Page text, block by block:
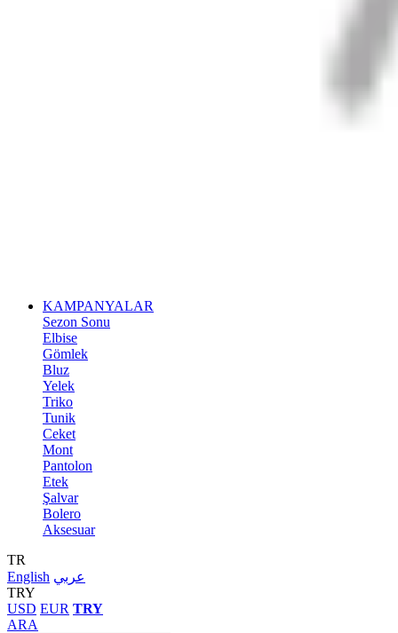
KAMPANYALAR
Sezon Sonu
Elbise
Gömlek
Bluz
Yelek
Triko
Tunik
Ceket
Mont
Pantolon
Etek
Şalvar
Bolero
Aksesuar
TR
English عربي
TRY
USD EUR TRY
ARA